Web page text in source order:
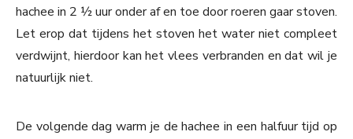
hachee in 2 ½ uur onder af en toe door roeren gaar stoven.
Let erop dat tijdens het stoven het water niet compleet
verdwijnt, hierdoor kan het vlees verbranden en dat wil je
natuurlijk niet.
De volgende dag warm je de hachee in een halfuur tijd op